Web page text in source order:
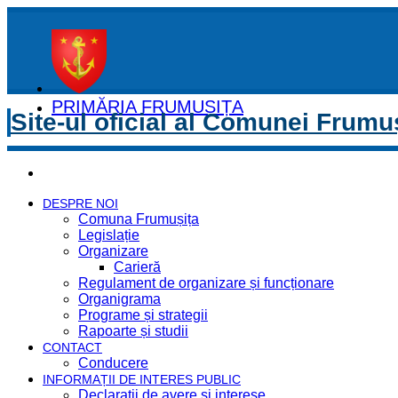
PRIMĂRIA FRUMUȘIȚA
Site-ul oficial al Comunei
DESPRE NOI
Comuna Frumușița
Legislație
Organizare
Carieră
Regulament de organizare și funcționare
Organigrama
Programe și strategii
Rapoarte și studii
CONTACT
Conducere
INFORMAȚII DE INTERES PUBLIC
Declaratii de avere si interese